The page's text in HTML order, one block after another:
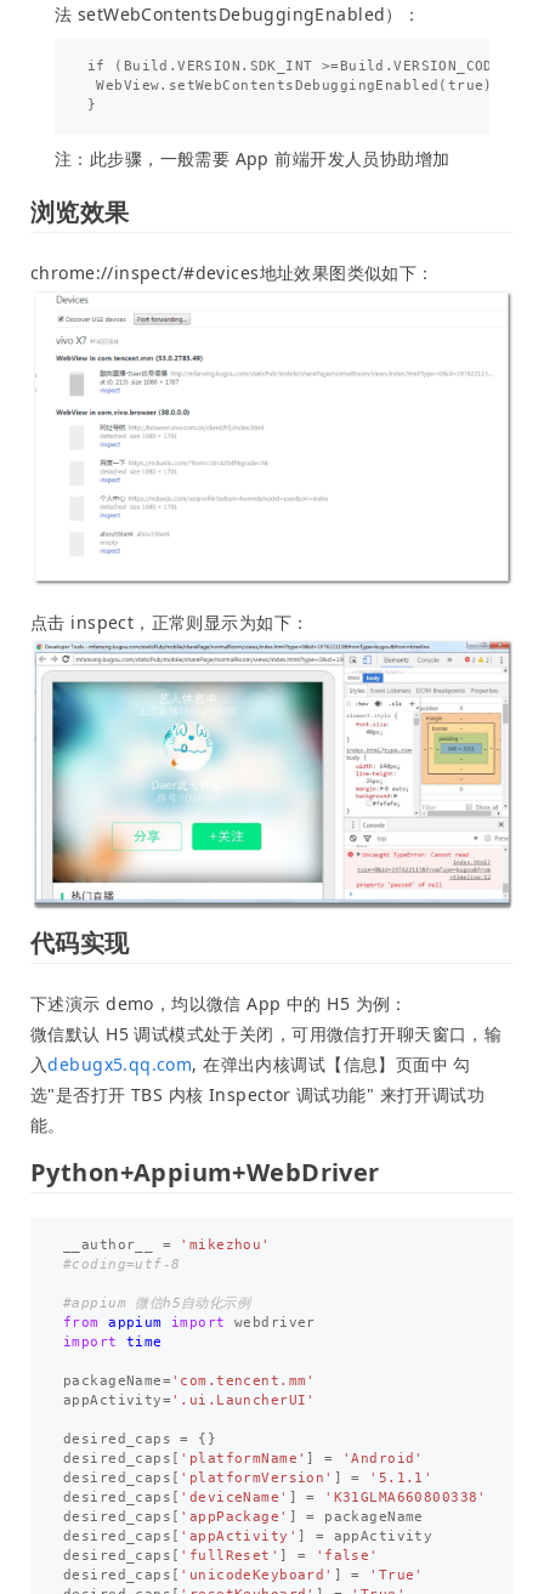
法 setWebContentsDebuggingEnabled）：
if (Build.VERSION.SDK_INT
WebView.setWebContentsDebuggingEnabled(true);
注：此步骤，一般需要 App 前端开发人员协助增加
浏览效果
chrome://inspect/#devices地址效果图类似如下：
点击 inspect，正常则显示为如下：
代码实现
下述演示 demo，均以微信 App 中的 H5 为例：
微信默认 H5 调试模式处于关闭，可用微信打开聊天窗口，输
入debugx5.qq.com, 在弹出内核调试【信息】页面中 勾
选"是否打开 TBS 内核 Inspector 调试功能" 来打开调试功
能。
Python+Appium+WebDriver
__author__ =
'mikezhou'
#appium 微信h5自动化示例
from
appium import
webdriver
import
time
packageName='com.tencent.mm'
appActivity='.ui.LauncherUI'
desired_caps =
{}
desired_caps [ 'platformName' ] =
'Android'
desired_caps [ 'platformVersion' ] =
'5.1.1'
desired_caps [ 'deviceName' ] =
'K31GLMA660800338'
desired_caps [ 'appPackage' ] =
packageName
desired_caps [ 'appActivity' ] =
appActivity
desired_caps [ 'fullReset' ] =
'false'
desired_caps [ 'unicodeKeyboard' ] =
'True'